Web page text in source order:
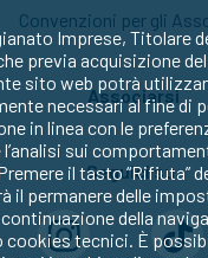
Convenzioni per gli
Associarsi
Seguici su:
Imprese, Titolare
previa acquisizione
sito web potrà
necessari al fine di
in linea con le
sui
il tasto “Rifiuta”
il permanere delle
continuazione della
cookies tecnici. È